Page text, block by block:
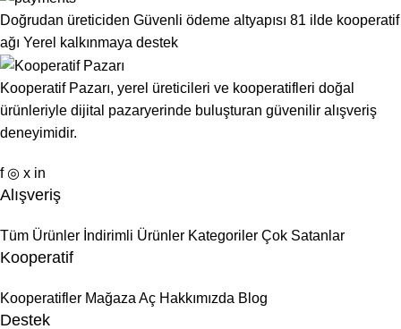
Doğrudan üreticiden Güvenli ödeme altyapısı 81 ilde kooperatif
ağı Yerel kalkınmaya destek
Kooperatif Pazarı, yerel üreticileri ve kooperatifleri doğal
ürünleriyle dijital pazaryerinde buluşturan güvenilir alışveriş
deneyimidir.
f ◎ x in
Alışveriş
Tüm Ürünler İndirimli Ürünler Kategoriler Çok Satanlar
Kooperatif
Kooperatifler Mağaza Aç Hakkımızda Blog
Destek